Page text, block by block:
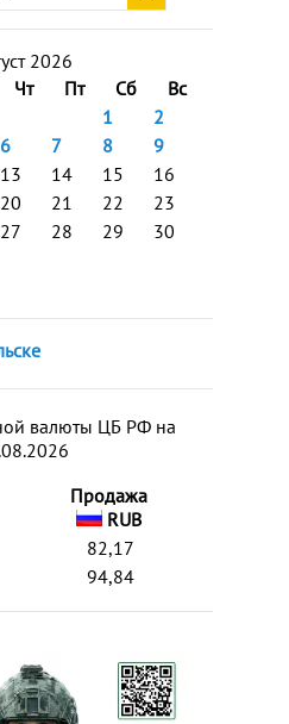
2026
Чт Пт Сб
Вс
1
2
6 7 8
9
13 14 15
16
20 21 22
23
27 28 29
30
валюты ЦБ РФ на
Продажа
RUB
82,17
94,84